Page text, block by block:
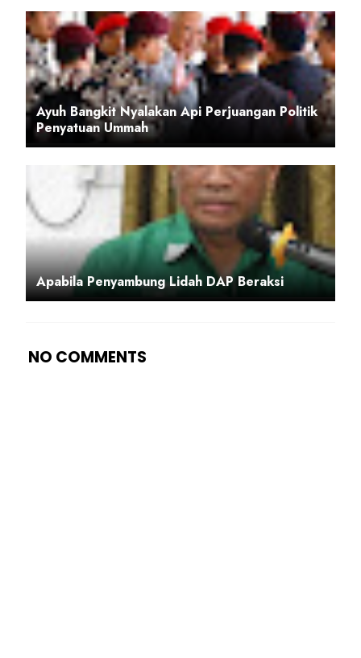
Ayuh Bangkit Nyalakan Api Perjuangan Politik
Penyatuan Ummah
Apabila Penyambung Lidah DAP Beraksi
NO COMMENTS